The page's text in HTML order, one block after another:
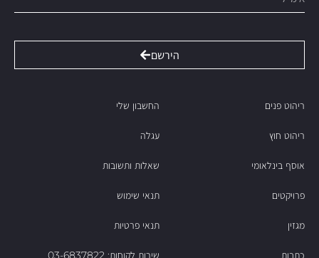
הירשם
ריהוט פנים
ריהוט חוץ
אוסף בינלאומי
פרויקטים
מגזין
כתבות
החשבון שלי
עגלה
שאלות ותשובות
תנאי שימוש
תנאי פרטיות
שירות לקוחות: 03-6837822